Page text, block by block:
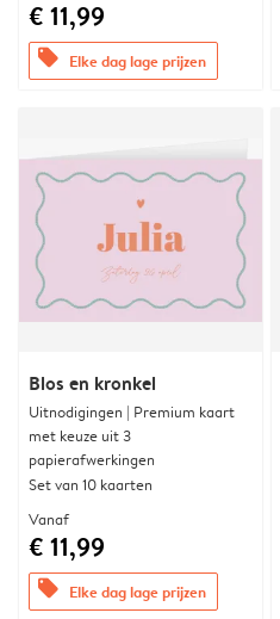
€ 11,99
offers Elke dag lage prijzen
Blos en kronkel
Uitnodigingen | Premium kaart
met keuze uit 3
papierafwerkingen
Set van 10 kaarten
Vanaf
€ 11,99
offers Elke dag lage prijzen